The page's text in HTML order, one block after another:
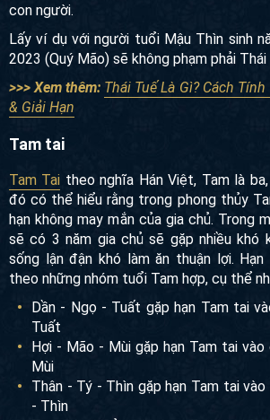
con người.
Lấy ví dụ với người tuổi Mậu Thìn sinh
2023 (Quý Mão) sẽ không phạm phải Thái
>>> Xem thêm: Thái Tuế Là Gì? Cách
& Giải Hạn
Tam tai
Tam Tai theo nghĩa Hán Việt, Tam là
đó có thể hiểu rằng trong phong thủy
hạn không may mắn của gia chủ. Trong
sẽ có 3 năm gia chủ sẽ gặp nhiều khó
sống lận đận khó làm ăn thuận lợi.
theo những nhóm tuổi Tam hợp, cụ thể
Dần - Ngọ - Tuất gặp hạn Tam tai
Tuất
Hợi - Mão - Mùi gặp hạn Tam tai
Mùi
Thân - Tý - Thìn gặp hạn Tam tai
- Thìn